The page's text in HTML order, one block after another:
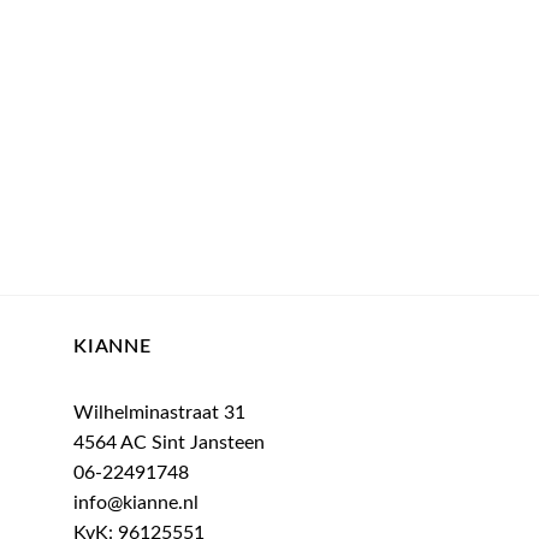
KIANNE
Wilhelminastraat 31
4564 AC Sint Jansteen
06-22491748
info@kianne.nl
KvK: 96125551